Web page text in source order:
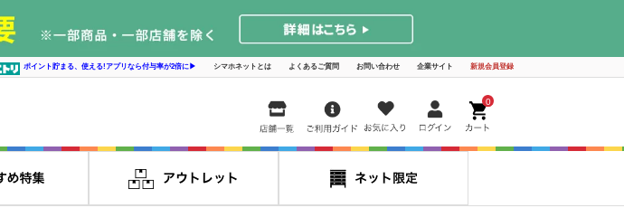
ポイント貯まる、使える!アプリなら付与率が2倍に▶ シマホネットとは よくあるご質問 お問い合わせ 企業サイト 新規会員登録
0